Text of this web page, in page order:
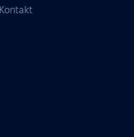
Kontakt